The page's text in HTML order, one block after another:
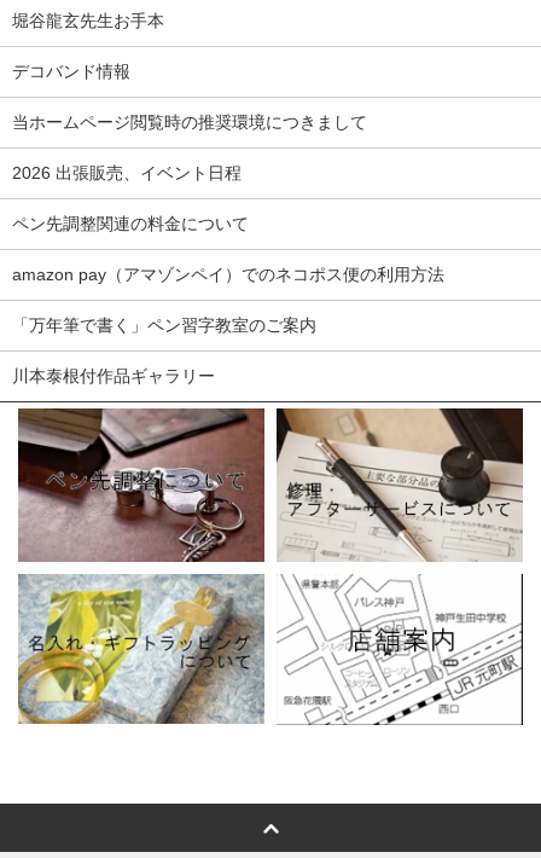
堀谷龍玄先生お手本
デコバンド情報
当ホームページ閲覧時の推奨環境につきまして
2026 出張販売、イベント日程
ペン先調整関連の料金について
amazon pay（アマゾンペイ）でのネコポス便の利用方法
「万年筆で書く」ペン習字教室のご案内
川本泰根付作品ギャラリー